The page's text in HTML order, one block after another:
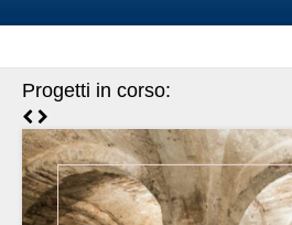
Progetti in corso: